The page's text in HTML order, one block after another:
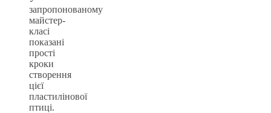
запропонованому
майстер-
класі
показані
прості
кроки
створення
цієї
пластилінової
птиці.